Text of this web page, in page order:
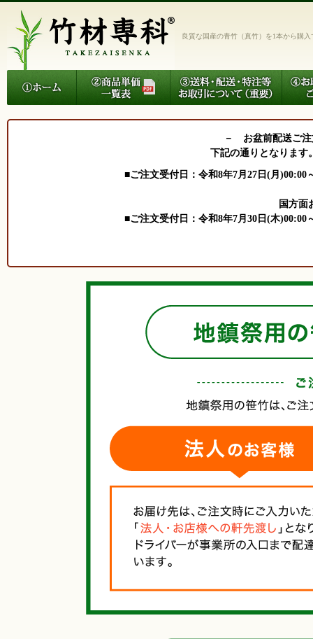
良質な国産の青竹（真竹）を1本から購
－ お盆前配送ご
下記の通りとなります
■ご注文受付日：令和8年7月27日(月
国方面
■ご注文受付日：令和8年7月30日(木